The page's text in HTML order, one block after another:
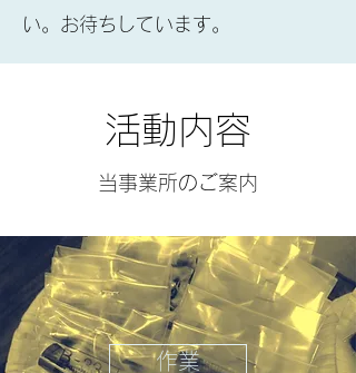
い。お待ちしています。
​活動内容
当事業所のご案内
作業